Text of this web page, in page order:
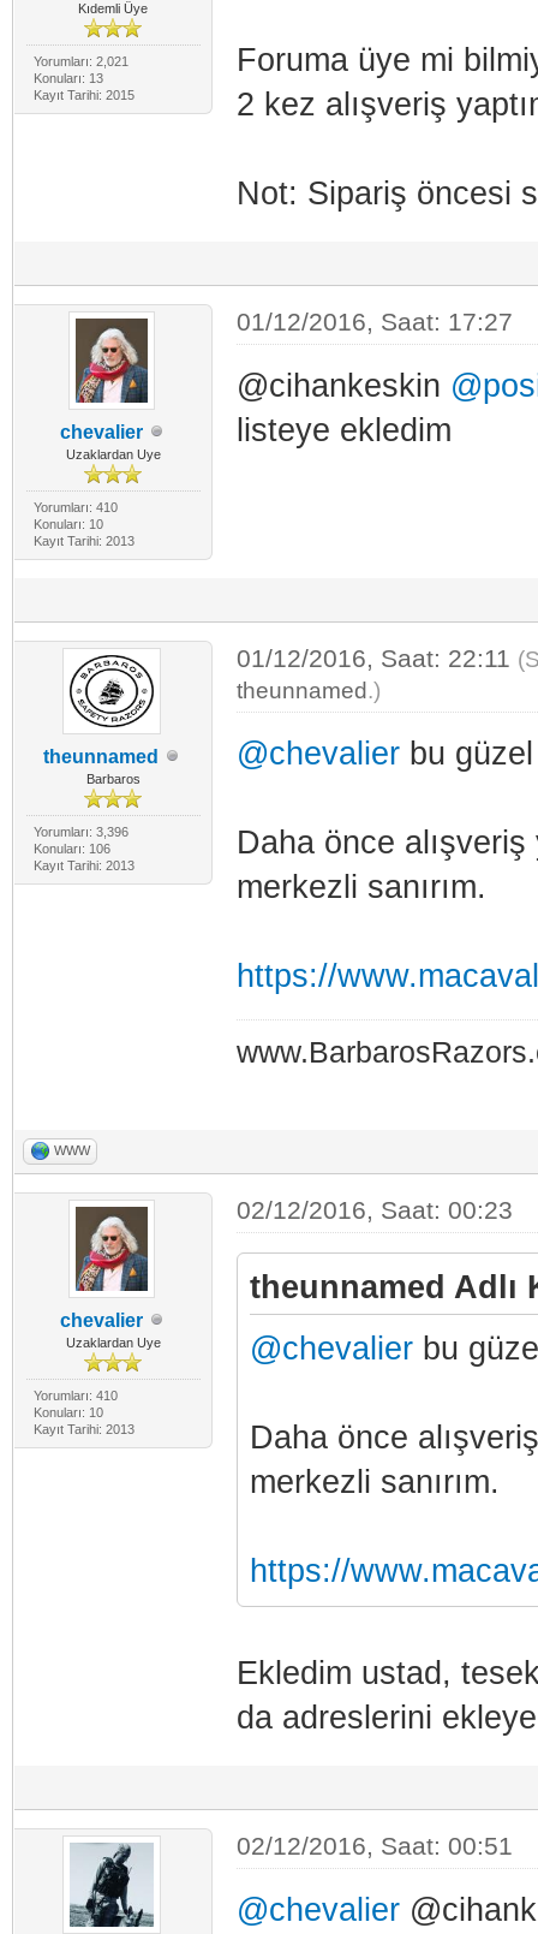
Kıdemli Üye
Yorumları: 2,021
Konuları: 13
Kayıt Tarihi: 2015
Foruma üye mi
2 kez alışveriş
Not: Sipariş öncesi
chevalier
Uzaklardan Uye
Yorumları: 410
Konuları: 10
Kayıt Tarihi: 2013
01/12/2016, Saat: 17:27
@cihankeskin
listeye ekledim
theunnamed
Barbaros
Yorumları: 3,396
Konuları: 106
Kayıt Tarihi: 2013
01/12/2016, Saat: 22:11
theunnamed.)
@chevalierbu güzel
Daha önce
merkezli sanırım.
https://
WWW
chevalier
Uzaklardan Uye
Yorumları: 410
Konuları: 10
Kayıt Tarihi: 2013
02/12/2016, Saat: 00:23
theunnamed Adlı
@chevalierbu
Daha önce
merkezli sanırım.
https://
Ekledim ustad,
da adreslerini
02/12/2016, Saat: 00:51
@chevalier